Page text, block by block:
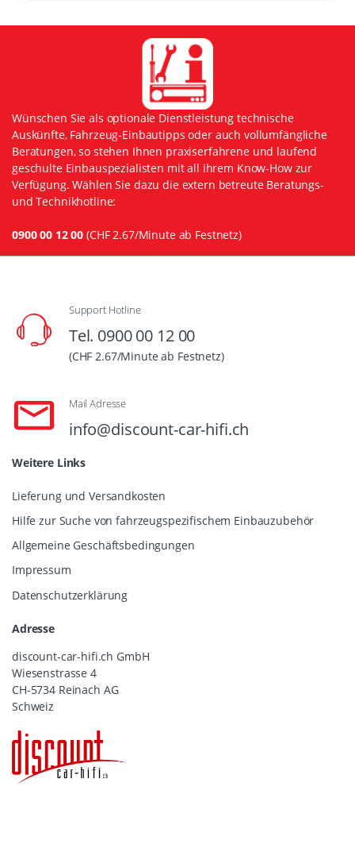
Wünschen Sie als optionale Dienstleistung technische
Auskünfte, Fahrzeug-Einbautipps oder auch vollumfängliche
Beratungen, so stehen Ihnen praxiserfahrene und laufend
geschulte Einbauspezialisten mit all ihrem Know-How zur
Verfügung. Wählen Sie dazu die extern betreute Beratungs-
und Technikhotline:
0900 00 12 00 (CHF 2.67/Minute ab Festnetz)
Support Hotline
Tel. 0900 00 12 00
(CHF 2.67/Minute ab Festnetz)
Mail Adresse
info@discount-car-hifi.ch
Weitere Links
Lieferung und Versandkosten
Hilfe zur Suche von fahrzeugspezifischem Einbauzubehör
Allgemeine Geschäftsbedingungen
Impressum
Datenschutzerklärung
Adresse
discount-car-hifi.ch GmbH
Wiesenstrasse 4
CH-5734 Reinach AG
Schweiz